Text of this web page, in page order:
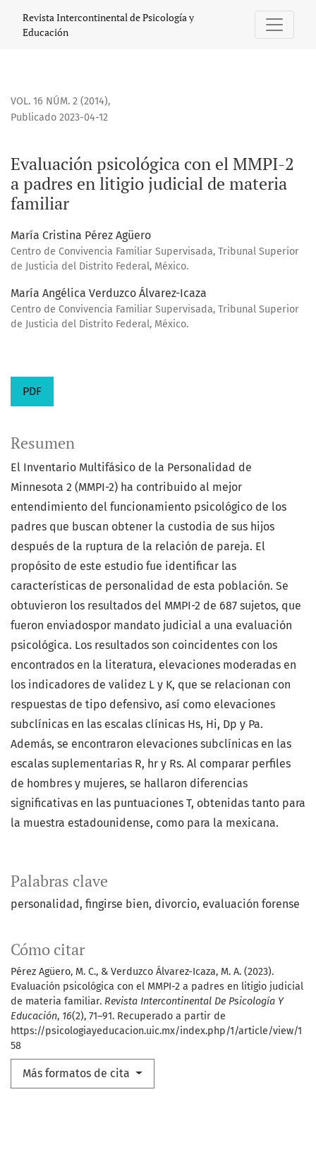
Evaluación psicológica con el MMPI-2 a padres en litigio
Revista Intercontinental de Psicología y
Educación
VOL. 16 NÚM. 2 (2014),
Evaluación psicológica con el MMPI-2
a padres en litigio judicial de materia
familiar
Publicado 2023-04-12
María Cristina Pérez Agüero
Centro de Convivencia Familiar Supervisada, Tribunal Superior
de Justicia del Distrito Federal, México.
María Angélica Verduzco Álvarez-Icaza
Centro de Convivencia Familiar Supervisada, Tribunal Superior
de Justicia del Distrito Federal, México.
PDF
Palabras clave
personalidad fingirse bien divorcio evaluación forense
Cómo citar
Pérez Agüero, M. C., & Verduzco Álvarez-Icaza, M. A. (2023).
Evaluación psicológica con el MMPI-2 a padres en litigio judicial
de materia familiar. Revista Intercontinental De Psicología Y
Educación, 16(2), 71–91. Recuperado a partir de
https://psicologiayeducacion.uic.mx/index.php/1/article/view/1
58
Más formatos de cita
Resumen
El Inventario Multifásico de la Personalidad de
Minnesota 2 (MMPI-2) ha contribuido al mejor
entendimiento del funcionamiento psicológico de los
padres que buscan obtener la custodia de sus hijos
después de la ruptura de la relación de pareja. El
propósito de este estudio fue identificar las
características de personalidad de esta población. Se
obtuvieron los resultados del MMPI-2 de 687 sujetos, que
fueron enviadospor mandato judicial a una evaluación
psicológica. Los resultados son coincidentes con los
encontrados en la literatura, elevaciones moderadas en
los indicadores de validez L y K, que se relacionan con
respuestas de tipo defensivo, así como elevaciones
subclínicas en las escalas clínicas Hs, Hi, Dp y Pa.
Además, se encontraron elevaciones subclínicas en las
escalas suplementarias R, hr y Rs. Al comparar perfiles
de hombres y mujeres, se hallaron diferencias
significativas en las puntuaciones T, obtenidas tanto para
la muestra estadounidense, como para la mexicana.